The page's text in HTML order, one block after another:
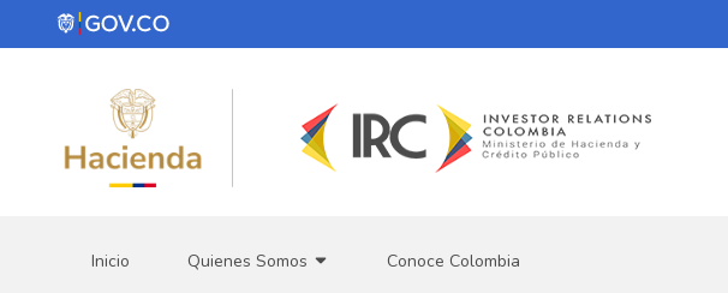
Saltar al contenido principal
Inicio Quienes Somos Conoce Colombia